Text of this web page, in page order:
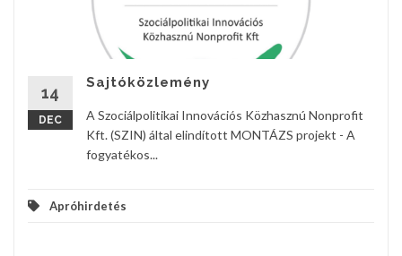
14
DEC
Sajtóközlemény
A Szociálpolitikai Innovációs Közhasznú Nonprofit
Kft. (SZIN) által elindított MONTÁZS projekt - A
fogyatékos...
Apróhirdetés